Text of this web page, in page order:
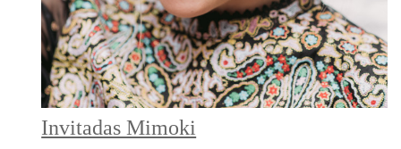
Invitadas Mimoki